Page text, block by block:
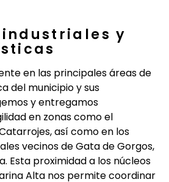
y
en las principales áreas de
del municipio y sus
y entregamos
en zonas como el
así como en los
vecinos de Gata de Gorgos,
Esta proximidad a los núcleos
Alta nos permite coordinar